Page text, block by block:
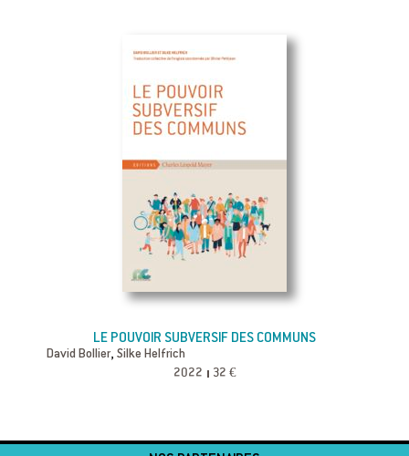
LE POUVOIR SUBVERSIF DES COMMUNS
David Bollier, Silke Helfrich
2022 32 €